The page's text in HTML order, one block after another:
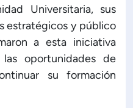
Universitaria, sus
estratégicos y público
a esta iniciativa
oportunidades de
su formación